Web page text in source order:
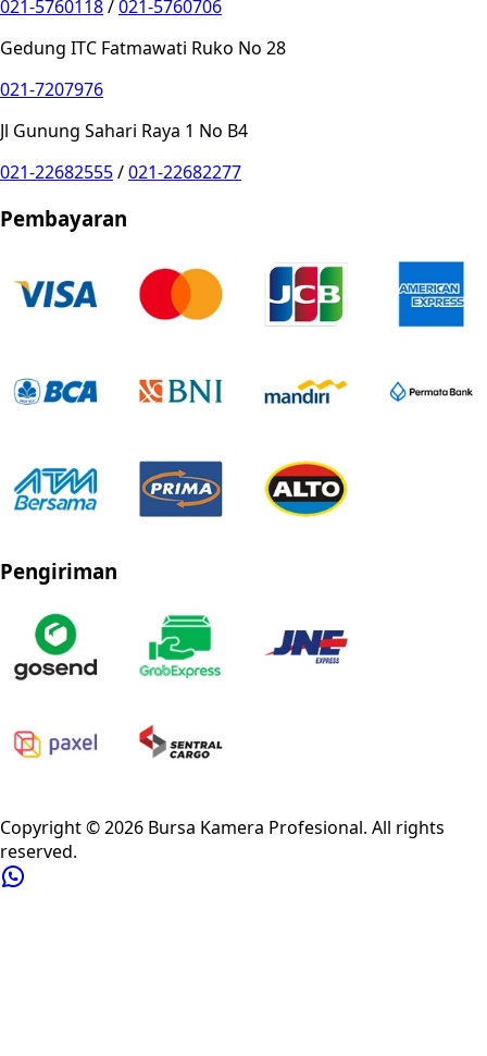
021-5760118/021-5760706
Gedung ITC Fatmawati Ruko No 28
021-7207976
Jl Gunung Sahari Raya 1 No B4
021-22682555/021-22682277
Pembayaran
Pengiriman
Copyright ©2026 Bursa Kamera Profesional. All rights
reserved.